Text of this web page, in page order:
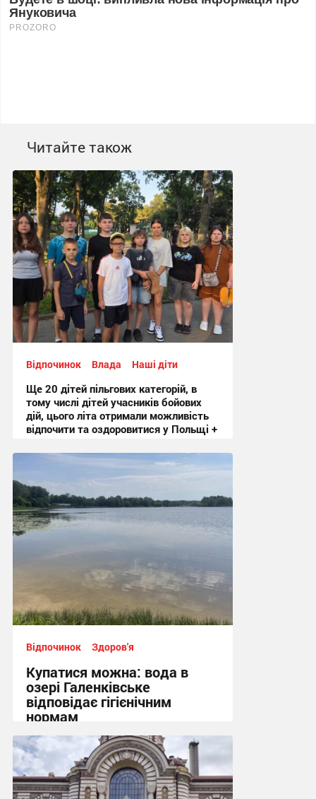
Читайте також
Відпочинок Влада Наші діти
Ще 20 дітей пільгових категорій, в
тому числі дітей учасників бойових
дій, цього літа отримали можливість
відпочити та оздоровитися у Польщі +
Відпочинок Здоров'я
Купатися можна: вода в
озері Галенківське
відповідає гігієнічним
нормам
10:26 сьогодні